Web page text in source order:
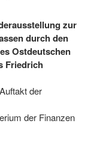
zur
durch den
Ostdeutschen
Friedrich
der
der Finanzen